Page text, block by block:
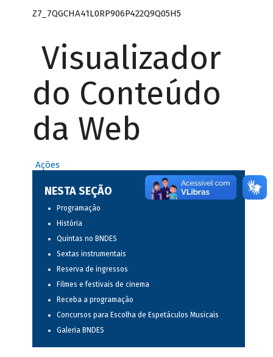
Z7_7QGCHA41L0RP906P422Q9Q05H5
Visualizador
do Conteúdo
da Web
Ações
NESTA SEÇÃO
Programação
História
Quintas no BNDES
Sextas instrumentais
Reserva de ingressos
Filmes e festivais de cinema
Receba a programação
Concursos para Escolha de Espetáculos Musicais
Galeria BNDES